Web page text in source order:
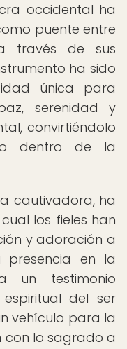
occidental ha
puente entre
través de sus
ha sido
única para
serenidad y
convirtiéndolo
dentro de la
cautivadora, ha
los fieles han
y adoración a
en la
un testimonio
del ser
vehículo para la
con lo sagrado a